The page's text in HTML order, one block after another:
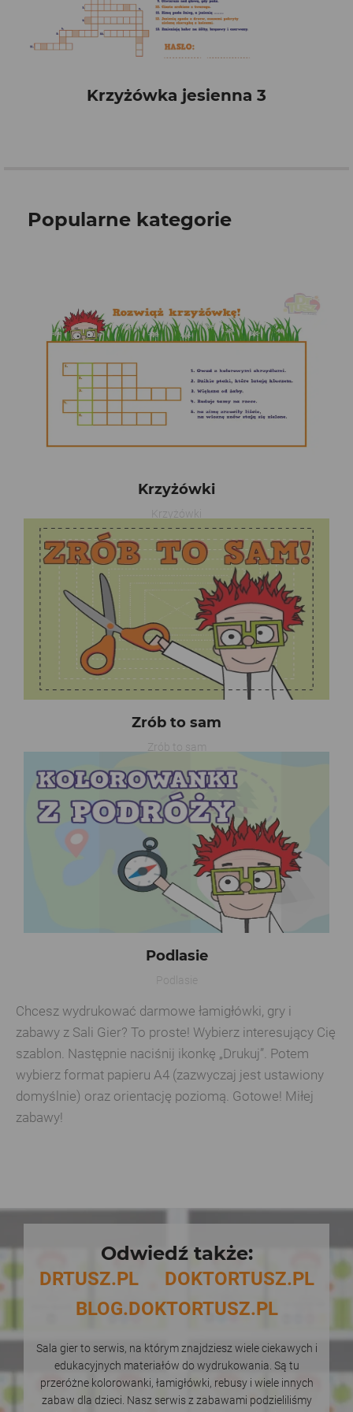
Krzyżówka jesienna 3
Popularne kategorie
Krzyżówki
Krzyżówki
Zrób to sam
Zrób to sam
Podlasie
Podlasie
Chcesz wydrukować darmowe łamigłówki, gry i
zabawy z Sali Gier? To proste! Wybierz interesujący Cię
szablon. Następnie naciśnij ikonkę „Drukuj”. Potem
wybierz format papieru A4 (zazwyczaj jest ustawiony
domyślnie) oraz orientację poziomą. Gotowe! Miłej
zabawy!
Odwiedź także:
DRTUSZ.PL
DOKTORTUSZ.PL
BLOG.DOKTORTUSZ.PL
Sala gier to serwis, na którym znajdziesz wiele ciekawych i
edukacyjnych materiałów do wydrukowania. Są tu
przeróżne kolorowanki, łamigłówki, rebusy i wiele innych
zabaw dla dzieci. Nasz serwis z zabawami podzieliliśmy